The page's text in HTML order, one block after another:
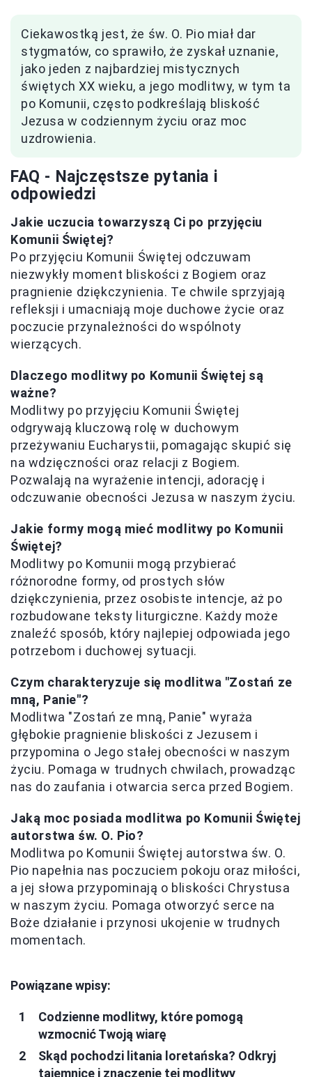
Ciekawostką jest, że św. O. Pio miał dar
stygmatów, co sprawiło, że zyskał uznanie,
jako jeden z najbardziej mistycznych
świętych XX wieku, a jego modlitwy, w tym ta
po Komunii, często podkreślają bliskość
Jezusa w codziennym życiu oraz moc
uzdrowienia.
FAQ - Najczęstsze pytania i
odpowiedzi
Jakie uczucia towarzyszą Ci po przyjęciu
Komunii Świętej?
Po przyjęciu Komunii Świętej odczuwam
niezwykły moment bliskości z Bogiem oraz
pragnienie dziękczynienia. Te chwile sprzyjają
refleksji i umacniają moje duchowe życie oraz
poczucie przynależności do wspólnoty
wierzących.
Dlaczego modlitwy po Komunii Świętej są
ważne?
Modlitwy po przyjęciu Komunii Świętej
odgrywają kluczową rolę w duchowym
przeżywaniu Eucharystii, pomagając skupić się
na wdzięczności oraz relacji z Bogiem.
Pozwalają na wyrażenie intencji, adorację i
odczuwanie obecności Jezusa w naszym życiu.
Jakie formy mogą mieć modlitwy po Komunii
Świętej?
Modlitwy po Komunii mogą przybierać
różnorodne formy, od prostych słów
dziękczynienia, przez osobiste intencje, aż po
rozbudowane teksty liturgiczne. Każdy może
znaleźć sposób, który najlepiej odpowiada jego
potrzebom i duchowej sytuacji.
Czym charakteryzuje się modlitwa "Zostań ze
mną, Panie"?
Modlitwa "Zostań ze mną, Panie" wyraża
głębokie pragnienie bliskości z Jezusem i
przypomina o Jego stałej obecności w naszym
życiu. Pomaga w trudnych chwilach, prowadząc
nas do zaufania i otwarcia serca przed Bogiem.
Jaką moc posiada modlitwa po Komunii Świętej
autorstwa św. O. Pio?
Modlitwa po Komunii Świętej autorstwa św. O.
Pio napełnia nas poczuciem pokoju oraz miłości,
a jej słowa przypominają o bliskości Chrystusa
w naszym życiu. Pomaga otworzyć serce na
Boże działanie i przynosi ukojenie w trudnych
momentach.
Powiązane wpisy:
Codzienne modlitwy, które pomogą
wzmocnić Twoją wiarę
Skąd pochodzi litania loretańska? Odkryj
tajemnice i znaczenie tej modlitwy